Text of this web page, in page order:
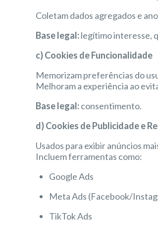
Coletam dados agregados e
Base legal:legítimo interesse,
c) Cookies de Funcionalidade
Memorizam preferências do
Melhoram a experiência ao
Base legal:consentimento.
d) Cookies de Publicidade e
Usados para exibir anúncios
Incluem ferramentas como:
Google Ads
Meta Ads (Facebook/
TikTok Ads